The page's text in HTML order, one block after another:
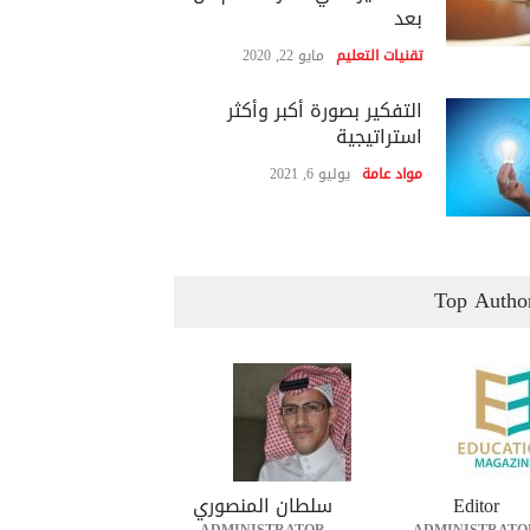
بعد
تقنيات التعليم مايو 22, 2020
التفكير بصورة أكبر وأكثر
استراتيجية
مواد عامة يوليو 6, 2021
Top
Editor سلطان المنصوري